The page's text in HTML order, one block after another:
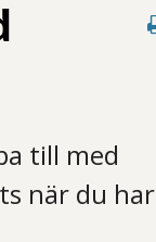
till med
när du har